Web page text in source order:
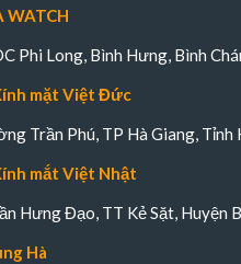
WATCH
Phi Long, Bình Hưng, Bình
mặt Việt Đức
Trần Phú, TP Hà Giang, Tỉnh
mắt Việt Nhật
Hưng Đạo, TT Kẻ Sặt, Huyện
Hà